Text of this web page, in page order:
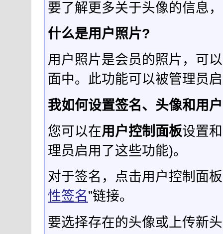
要了解更多关于头像的信息
什么是用户照片?
用户照片是会员的照片，可
面中。此功能可以被管理员
我如何设置签名、头像和用
您可以在用户控制面板设置
理员启用了这些功能)。
对于签名，点击用户控制面
性签名”链接。
要选择存在的头像或上传新